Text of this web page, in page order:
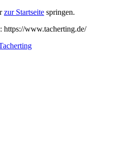
zur Startseite springen.
https://www.tacherting.de/